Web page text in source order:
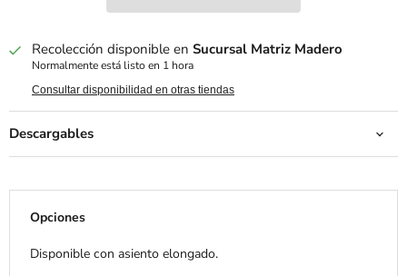
Recolección disponible en Sucursal Matriz Madero
Normalmente está listo en 1 hora
Consultar disponibilidad en otras tiendas
Descargables
Opciones
Disponible con asiento elongado.